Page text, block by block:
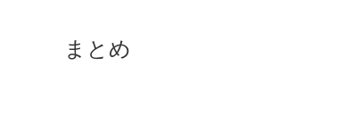
まとめ